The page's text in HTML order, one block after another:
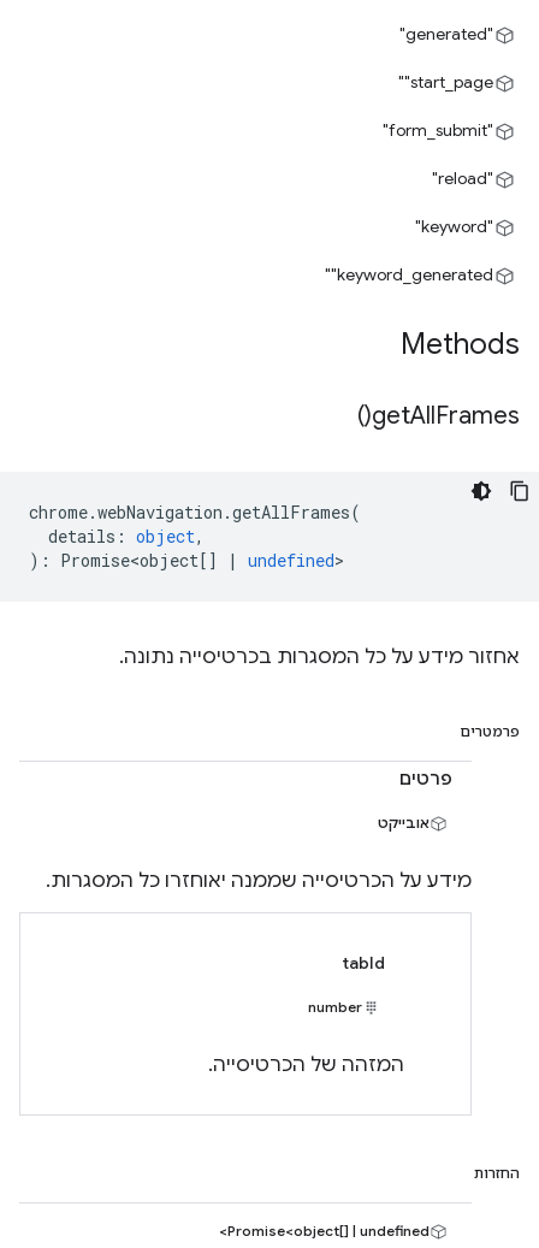
"generated"
‎"start_page"
"form_submit"
"reload"
"keyword"
‎"keyword_generated"
Methods
getAllFrames(
)
chrome.webNavigation .getAllFrames(
details : object,
) : Promise<object[] | undefined>
אחזור מידע על כל המסגרות בכרטיסייה נתונה.
פרמטרים
פרטים
אובייקט
מידע על הכרטיסייה שממנה יאוחזרו כל המסגרות.
tabId
number
המזהה של הכרטיסייה.
החזרות
Promise<object[] | undefined>